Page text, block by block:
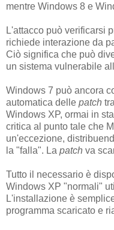
mentre Windows 8 e
L'attacco può verificarsi
richiede interazione da
Ciò significa che può
un sistema vulnerabile
Windows 7 può ancora
automatica delle patch
Windows XP, ormai in
critica al punto tale che
un'eccezione,
la "falla". La patch va
Tutto il necessario è
Windows XP "normali"
L'installazione è
programma scaricato e